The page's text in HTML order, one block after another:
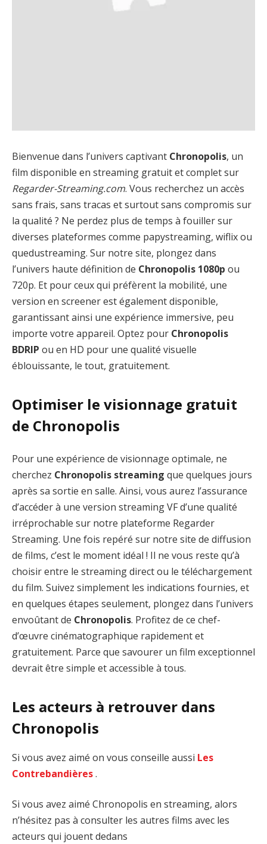
Bienvenue dans l’univers captivant Chronopolis, un
film disponible en streaming gratuit et complet sur
Regarder-Streaming.com. Vous recherchez un accès
sans frais, sans tracas et surtout sans compromis sur
la qualité ? Ne perdez plus de temps à fouiller sur
diverses plateformes comme papystreaming, wiflix ou
quedustreaming. Sur notre site, plongez dans
l’univers haute définition de Chronopolis 1080p ou
720p. Et pour ceux qui préfèrent la mobilité, une
version en screener est également disponible,
garantissant ainsi une expérience immersive, peu
importe votre appareil. Optez pour Chronopolis
BDRIP ou en HD pour une qualité visuelle
éblouissante, le tout, gratuitement.
Optimiser le visionnage gratuit
de Chronopolis
Pour une expérience de visionnage optimale, ne
cherchez Chronopolis streaming que quelques jours
après sa sortie en salle. Ainsi, vous aurez l’assurance
d’accéder à une version streaming VF d’une qualité
irréprochable sur notre plateforme Regarder
Streaming. Une fois repéré sur notre site de diffusion
de films, c’est le moment idéal ! Il ne vous reste qu’à
choisir entre le streaming direct ou le téléchargement
du film. Suivez simplement les indications fournies, et
en quelques étapes seulement, plongez dans l’univers
envoûtant de Chronopolis. Profitez de ce chef-
d’œuvre cinématographique rapidement et
gratuitement. Parce que savourer un film exceptionnel
devrait être simple et accessible à tous.
Les acteurs à retrouver dans
Chronopolis
Si vous avez aimé on vous conseille aussi Les
Contrebandières.
Si vous avez aimé Chronopolis en streaming, alors
n’hésitez pas à consulter les autres films avec les
acteurs qui jouent dedans